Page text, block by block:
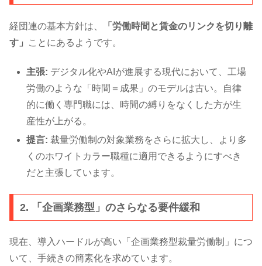
経団連の基本方針は、
「労働時間と賃金のリンクを切り離
す」
ことにあるようです。
主張: デジタル化やAIが進展する現代において、工場
労働のような「時間＝成果」のモデルは古い。自律
的に働く専門職には、時間の縛りをなくした方が生
産性が上がる。
提言: 裁量労働制の対象業務をさらに拡大し、より多
くのホワイトカラー職種に適用できるようにすべき
だと主張しています。
2. 「企画業務型」のさらなる要件緩和
現在、導入ハードルが高い「企画業務型裁量労働制」につ
いて、手続きの簡素化を求めています。